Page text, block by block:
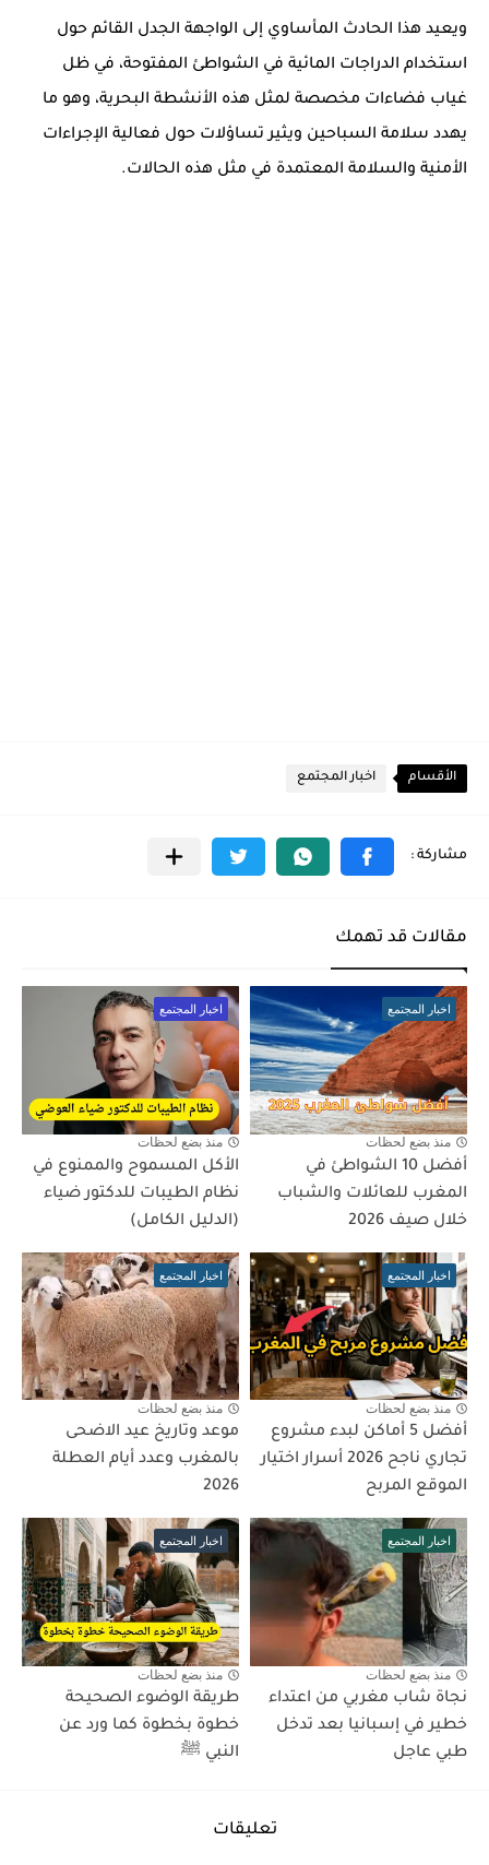
ويعيد هذا الحادث المأساوي إلى الواجهة الجدل القائم حول
استخدام الدراجات المائية في الشواطئ المفتوحة، في ظل
غياب فضاءات مخصصة لمثل هذه الأنشطة البحرية، وهو ما
يهدد سلامة السباحين ويثير تساؤلات حول فعالية الإجراءات
الأمنية والسلامة المعتمدة في مثل هذه الحالات.
الأقسام اخبار المجتمع
مقالات قد تهمك
اخبار المجتمع
منذ بضع لحظات
أفضل 10 الشواطئ في
المغرب للعائلات والشباب
خلال صيف 2026
اخبار المجتمع
منذ بضع لحظات
الأكل المسموح والممنوع في
نظام الطيبات للدكتور ضياء
(الدليل الكامل)
اخبار المجتمع
منذ بضع لحظات
أفضل 5 أماكن لبدء مشروع
تجاري ناجح 2026 أسرار اختيار
الموقع المربح
اخبار المجتمع
منذ بضع لحظات
موعد وتاريخ عيد الاضحى
بالمغرب وعدد أيام العطلة
2026
اخبار المجتمع
منذ بضع لحظات
نجاة شاب مغربي من اعتداء
خطير في إسبانيا بعد تدخل
طبي عاجل
اخبار المجتمع
منذ بضع لحظات
طريقة الوضوء الصحيحة
خطوة بخطوة كما ورد عن
النبي ﷺ
تعليقات